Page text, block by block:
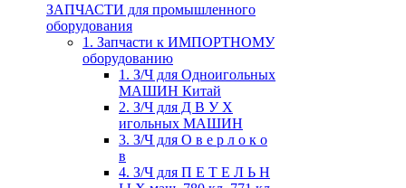
ЗАПЧАСТИ для промышленного
оборудования
1. Запчасти к ИМПОРТНОМУ
оборудованию
1. З/Ч для Одноигольных
МАШИН Китай
2. З/Ч для Д В У Х
игольных МАШИН
3. З/Ч для О в е р л о к о
в
4. З/Ч для П Е Т Е Л Ь Н